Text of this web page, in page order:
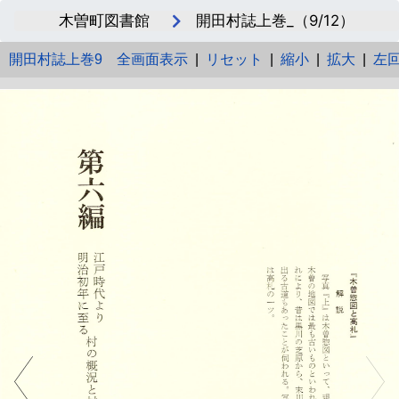
木曽町図書館 開田村誌上巻_（9/12）